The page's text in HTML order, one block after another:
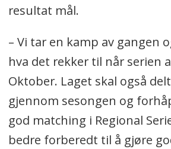
resultat mål.
– Vi tar en kamp av gangen
hva det rekker til når serien
Oktober. Laget skal også
gjennom sesongen og
god matching i Regional
bedre forberedt til å gjøre